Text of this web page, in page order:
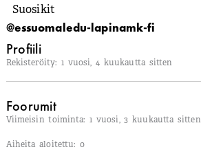
Suosikit
@essuomaledu-lapinamk-fi
Profiili
Rekisteröity: 1 vuosi, 4 kuukautta sitten
Foorumit
Viimeisin toiminta: 1 vuosi, 3 kuukautta sitten
Aiheita aloitettu: 0